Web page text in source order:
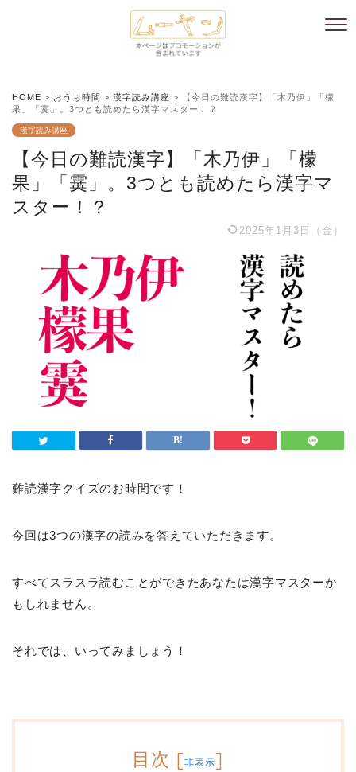
HOME > おうち時間 > 漢字読み講座 >
【今日の難読漢字】「木乃伊」「檬
果」「霙」。3つとも読めたら漢字マスター！？
漢字読み講座
【今日の難読漢字】「木乃伊」「檬
果」「霙」。3つとも読めたら漢字マ
スター！？
2025年1月3日（金）
難読漢字クイズのお時間です！
今回は3つの漢字の読みを答えていただきます。
すべてスラスラ読むことができたあなたは漢字マスターか
もしれません。
それでは、いってみましょう！
目次 [非表示]